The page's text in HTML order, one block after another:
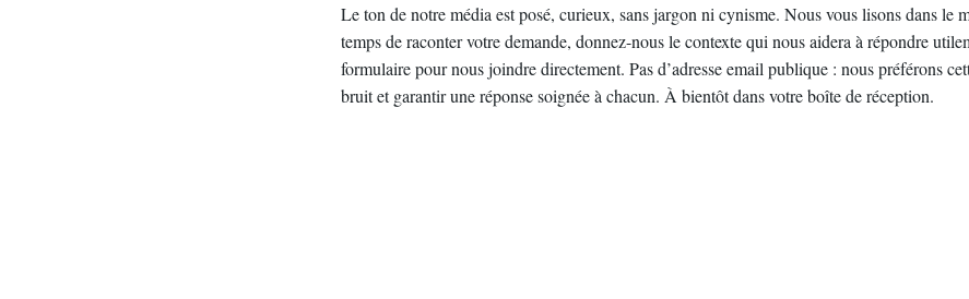
Le ton de notre média est posé, curieux, sans jargon ni cynisme. Nous vous lisons dans le
temps de raconter votre demande, donnez-nous le contexte qui nous aidera à répondre
formulaire pour nous joindre directement. Pas d’adresse email publique : nous préférons
bruit et garantir une réponse soignée à chacun. À bientôt dans votre boîte de réception.